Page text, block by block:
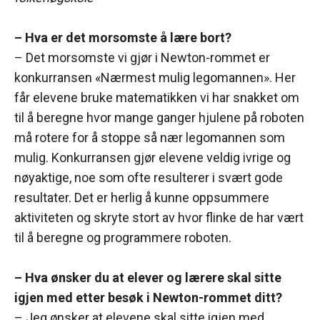
– Hva er det morsomste å lære bort?
– Det morsomste vi gjør i Newton-rommet er
konkurransen «Nærmest mulig legomannen». Her
får elevene bruke matematikken vi har snakket om
til å beregne hvor mange ganger hjulene på roboten
må rotere for å stoppe så nær legomannen som
mulig. Konkurransen gjør elevene veldig ivrige og
nøyaktige, noe som ofte resulterer i svært gode
resultater. Det er herlig å kunne oppsummere
aktiviteten og skryte stort av hvor flinke de har vært
til å beregne og programmere roboten.
– Hva ønsker du at elever og lærere skal sitte
igjen med etter besøk i Newton-rommet ditt?